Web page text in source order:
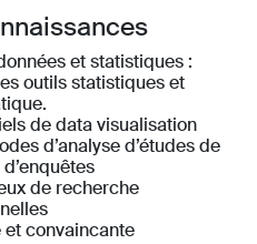
et statistiques :
outils statistiques et
de data visualisation
d’analyse d’études de
de recherche
convaincante